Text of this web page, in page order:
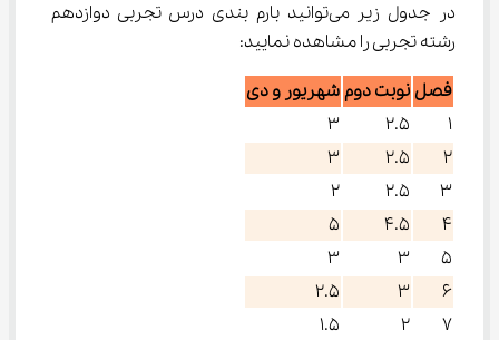
در جدول زیر می‌توانید بارم بندی درس تجربی دوازدهم
رشته تجربی را مشاهده نمایید:
فصل نوبت دوم شهریور و دی
۱
۲.۵
۳
۲
۲.۵
۳
۳
۲.۵
۲
۴
۴.۵
۵
۵
۳
۳
۶
۳
۲.۵
۷
۲
۱.۵